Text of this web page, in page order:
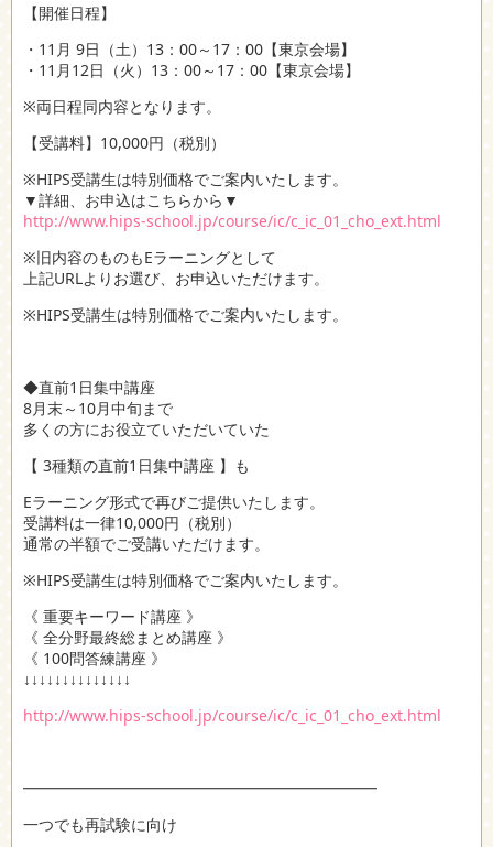
【開催日程】
・11月 9日（土）13：00～17：00【東京会場】
・11月12日（火）13：00～17：00【東京会場】
※両日程同内容となります。
【受講料】10,000円（税別）
※HIPS受講生は特別価格でご案内いたします。
▼詳細、お申込はこちらから▼
http://www.hips-school.jp/course/ic/c_ic_01_cho_ext.html
※旧内容のものもEラーニングとして
上記URLよりお選び、お申込いただけます。
※HIPS受講生は特別価格でご案内いたします。
◆直前1日集中講座
8月末～10月中旬まで
多くの方にお役立ていただいていた
【 3種類の直前1日集中講座 】も
Eラーニング形式で再びご提供いたします。
受講料は一律10,000円（税別）
通常の半額でご受講いただけます。
※HIPS受講生は特別価格でご案内いたします。
《 重要キーワード講座 》
《 全分野最終総まとめ講座 》
《 100問答練講座 》
↓↓↓↓↓↓↓↓↓↓↓↓↓↓
http://www.hips-school.jp/course/ic/c_ic_01_cho_ext.html
━━━━━━━━━━━━━━━━━━━━━━━
一つでも再試験に向け